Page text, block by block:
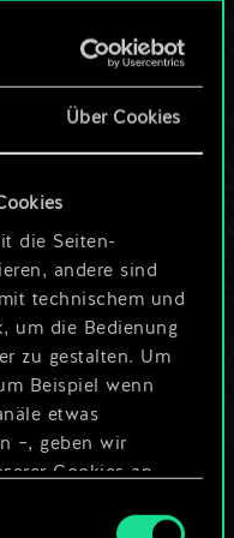
Über Cookies
die Seiten-
andere sind
technischem und
um die Bedienung
zu gestalten. Um
Beispiel wenn
etwas
–, geben wir
Cookies an
Zustimmung.
nur
Satz
so viel